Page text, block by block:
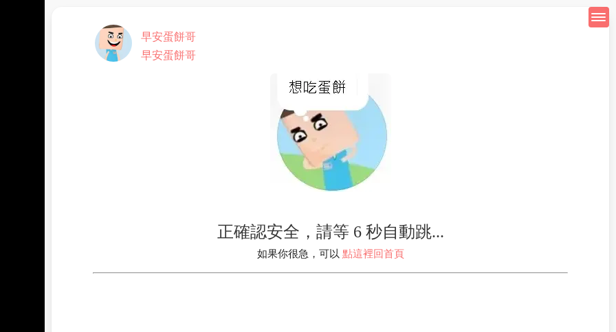
早安蛋餅哥
早安蛋餅哥
正確認安全，請等 6 秒自動跳...
如果你很急，可以 點這裡回首頁